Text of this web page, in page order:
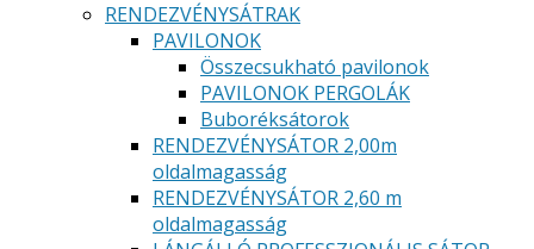
RENDEZVÉNYSÁTRAK
PAVILONOK
Összecsukható pavilonok
PAVILONOK PERGOLÁK
Buboréksátorok
RENDEZVÉNYSÁTOR 2,00m
oldalmagasság
RENDEZVÉNYSÁTOR 2,60 m
oldalmagasság